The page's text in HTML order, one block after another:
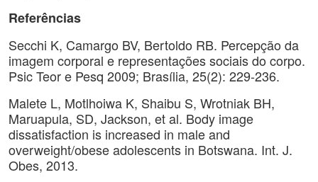
Referências
Secchi K, Camargo BV, Bertoldo RB. Percepção da
imagem corporal e representações sociais do corpo.
Psic Teor e Pesq 2009; Brasília, 25(2): 229-236.
Malete L, Motlhoiwa K, Shaibu S, Wrotniak BH,
Maruapula, SD, Jackson, et al. Body image
dissatisfaction is increased in male and
overweight/obese adolescents in Botswana. Int. J.
Obes, 2013.